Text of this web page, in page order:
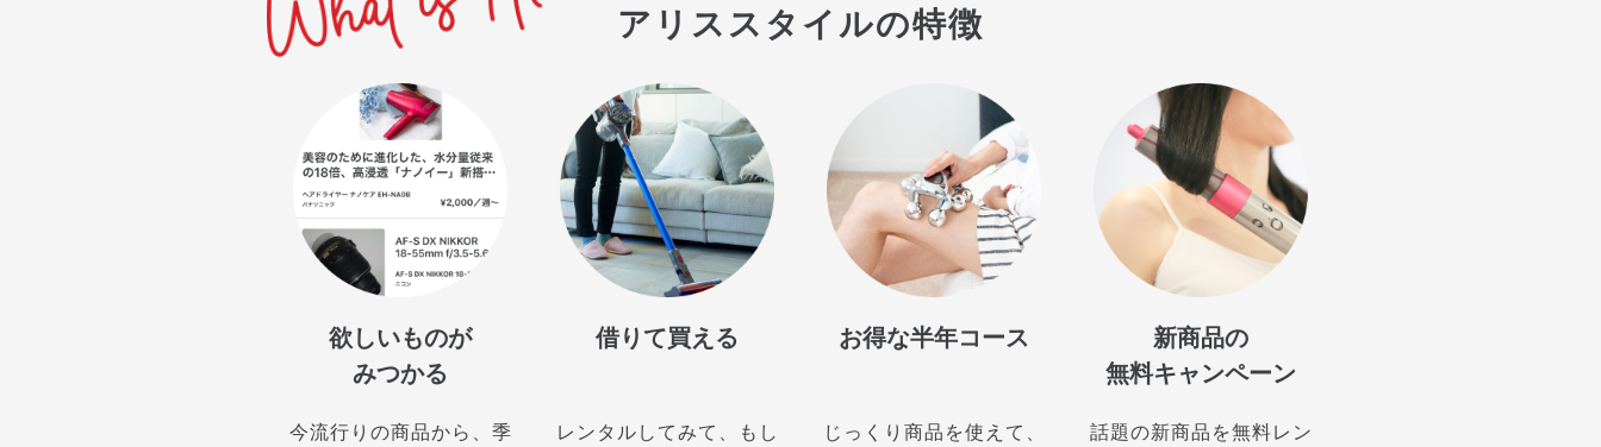
アリススタイルの特徴
欲しいものが
みつかる
今流行りの商品から、季
借りて買える
レンタルしてみて、もし
お得な半年コース
じっくり商品を使えて、
新商品の
無料キャンペーン
話題の新商品を無料レン